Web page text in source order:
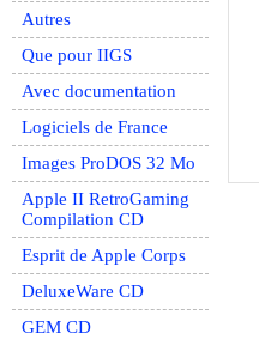
Autres
Que pour IIGS
Avec documentation
Logiciels de France
Images ProDOS 32 Mo
Apple II RetroGaming
Compilation CD
Esprit de Apple Corps
DeluxeWare CD
GEM CD